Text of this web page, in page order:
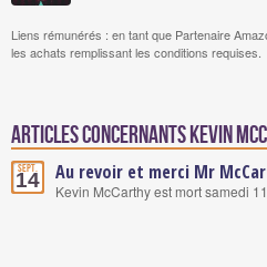
Liens rémunérés : en tant que Partenaire
les achats remplissant les conditions requises.
Articles concernants Kevin
Sept.
14 Au revoir et merci Mr
Kevin McCarthy est mort samedi